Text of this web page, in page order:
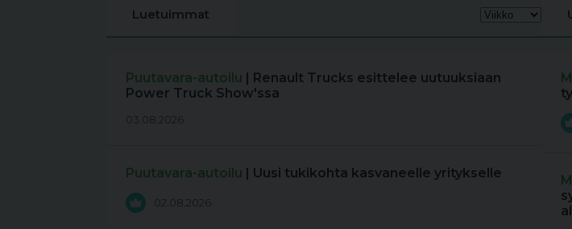
Luetuimmat
Puutavara-autoilu | Renault Trucks esittelee uutuuksiaan
Power Truck Show'ssa
03.08.2026
Puutavara-autoilu | Uusi tukikohta kasvaneelle yritykselle
02.08.2026